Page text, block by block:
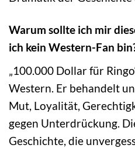
Warum sollte ich mir
ich kein Western-Fan
„100.000 Dollar für
Western. Er behandelt
Mut, Loyalität,
gegen Unterdrückung.
Geschichte, die